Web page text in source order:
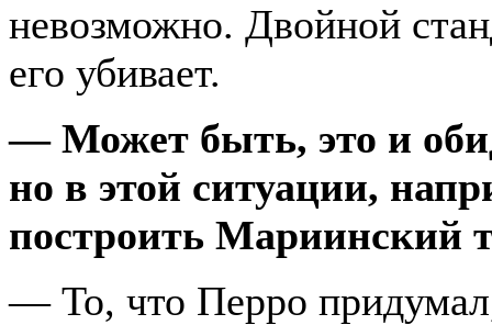
невозможно. Двойной
его убивает.
— Может быть, это и
но в этой ситуации,
построить Мариинский
— То, что Перро